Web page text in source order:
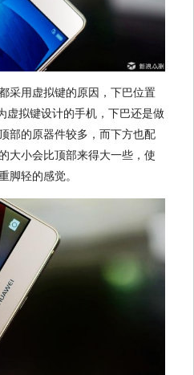
采用虚拟键的原因，下巴位置
虚拟键设计的手机，下巴还是做
部的原器件较多，而下方也配
大小会比顶部来得大一些，使
脚轻的感觉。